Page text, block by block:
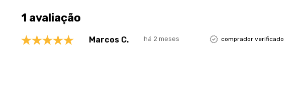
1 avaliação
Marcos C. há 2 meses comprador verificado